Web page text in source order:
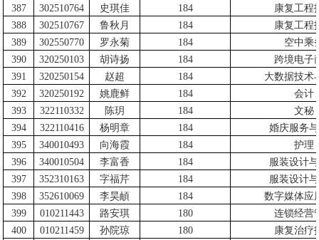
387
302510764 史琪佳 184
康复工程
388
302510767 鲁秋月 184
康复工程
389
302550770 罗永菊 184
空中乘
390
320250103 胡诗扬 184
跨境电子
391
320250154 赵超 184
大数据技术
392
320250192 姚鹿鲜 184
会计
393
322110332 陈玥 184
文秘
394
322110416 杨明章 184
婚庆服务
395
340010493 向海霞 184
护理
396
340010504 李富香 184
服装设计
397
352310163 字福芹 184
服装设计
398
352610069 李昊頔 184
数字媒体应
399
010211443 路安琪 180
连锁经营
400
010211459 孙院琼 180 康复治疗